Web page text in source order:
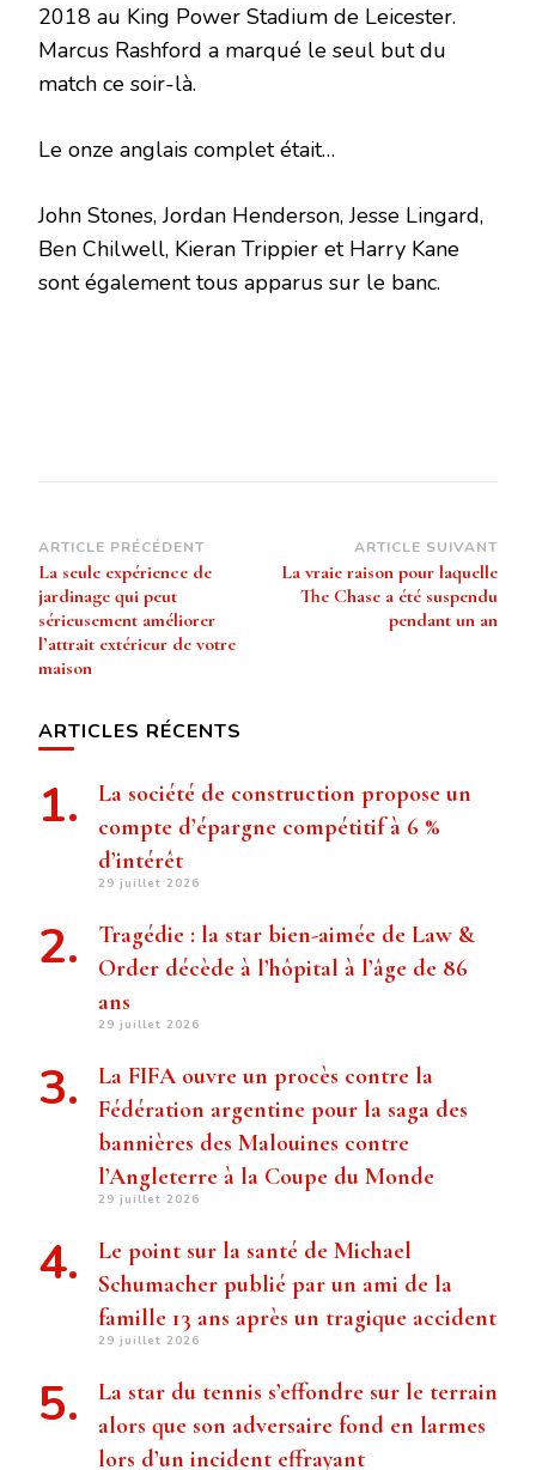
2018 au King Power Stadium de Leicester.
Marcus Rashford a marqué le seul but du
match ce soir-là.
Le onze anglais complet était…
John Stones, Jordan Henderson, Jesse Lingard,
Ben Chilwell, Kieran Trippier et Harry Kane
sont également tous apparus sur le banc.
Navigation
d’article
ARTICLE PRÉCÉDENT
La seule expérience de
jardinage qui peut
sérieusement améliorer
l’attrait extérieur de votre
maison
ARTICLE SUIVANT
La vraie raison pour laquelle
The Chase a été suspendu
pendant un an
ARTICLES RÉCENTS
La société de construction propose un
compte d’épargne compétitif à 6 %
d’intérêt
29 juillet 2026
Tragédie : la star bien-aimée de Law &
Order décède à l’hôpital à l’âge de 86
ans
29 juillet 2026
La FIFA ouvre un procès contre la
Fédération argentine pour la saga des
bannières des Malouines contre
l’Angleterre à la Coupe du Monde
29 juillet 2026
Le point sur la santé de Michael
Schumacher publié par un ami de la
famille 13 ans après un tragique accident
29 juillet 2026
La star du tennis s’effondre sur le terrain
alors que son adversaire fond en larmes
lors d’un incident effrayant